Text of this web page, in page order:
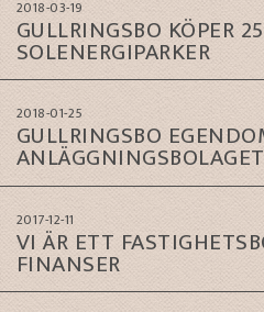
2018-03-19
GULLRINGSBO KÖPER
SOLENERGIPARKER
2018-01-25
GULLRINGSBO
2017-12-11
VI ÄR ETT
FINANSER